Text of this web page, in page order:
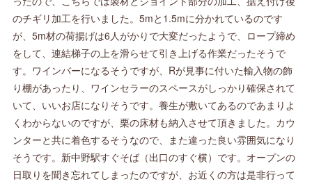
のチギリ加工を行いました。5mと1.5mに分かれているのです
が、5m材の荷揚げは6人がかりで大変だったようで、ロープ締め
をして、連結梯子の上を滑らせて引き上げる作業だったそうで
す。ワインバーになるそうですが、Rが見事に付いた輸入物の飾
り棚があったり、ワインセラーのスペースがしっかり確保されて
いて、いいお店になりそうです。養生が敷いてあるのであまりよ
くわからないのですが、栗の床材も納入させて頂きました。カウ
ンターと共に着色するそうなので、また違った良い雰囲気になり
そうです。新中野駅すぐそば（出口のすぐ横）です。オープンの
日取りを聞き忘れてしまったのですが、お近くの方は是非行って